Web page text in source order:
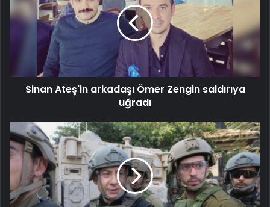
Sinan Ateş'in arkadaşı Ömer Zengin saldırıya
uğradı